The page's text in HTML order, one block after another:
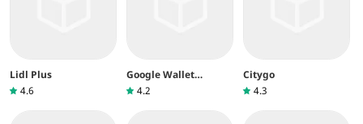
Lidl Plus
4.6
Google Wallet
(Google Pay)
4.2
Citygo
4.3